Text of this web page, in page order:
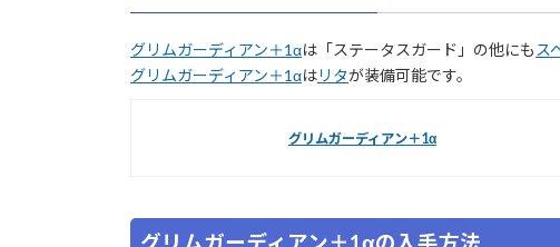
グリムガーディアン＋1αは「ステータスガード」の他にも ス
グリムガーディアン＋1αはリタが装備可能です。
グリムガーディアン＋1α